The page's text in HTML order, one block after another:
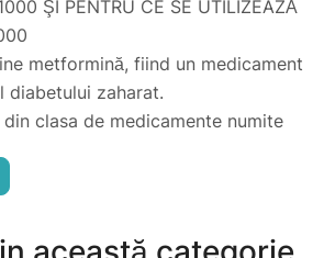
ŞI PENTRU CE SE UTILIZEAZĂ
metformină, fiind un medicament
diabetului zaharat.
clasa de medicamente numite
să utilizeze